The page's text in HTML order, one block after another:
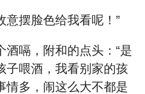
意摆脸色给我看呢！”
酒嗝，附和的点头：“是
子喂酒，我看别家的孩
情多，闹这么大不都是